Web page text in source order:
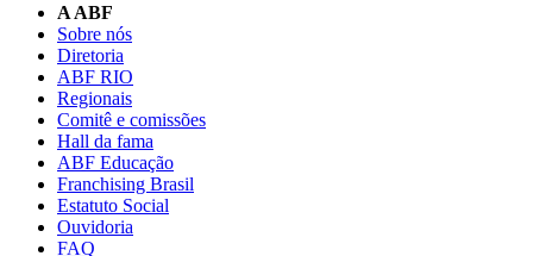
A ABF
Sobre nós
Diretoria
ABF RIO
Regionais
Comitê e comissões
Hall da fama
ABF Educação
Franchising Brasil
Estatuto Social
Ouvidoria
FAQ